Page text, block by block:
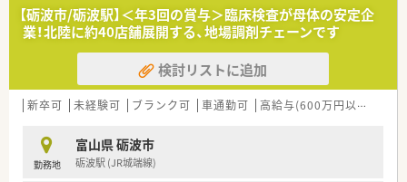
【砺波市/砺波駅】＜年3回の賞与＞臨床検査が母体の安定企
業！北陸に約40店舗展開する、地場調剤チェーンです
検討リストに追加
新卒可 未経験可 ブランク可 車通勤可 高給与(600万円以上)
勤務地
富山県 砺波市
砺波駅 (JR城端線)